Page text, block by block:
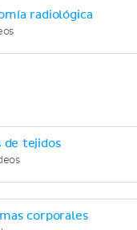
radiológica
de tejidos
corporales